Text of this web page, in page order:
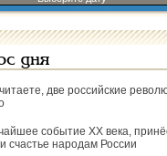
дня
две российские
событие ХХ века,
счастье народам России